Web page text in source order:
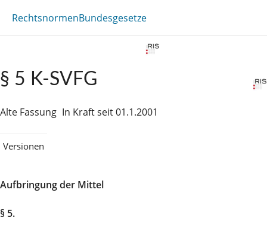
RechtsnormenBundesgesetze
§ 5 K-SVFG
Alte Fassung In Kraft seit 01.1.2001
Versionen
Aufbringung der Mittel
§ 5.